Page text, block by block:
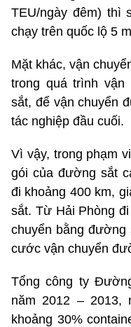
TEU/ngày đêm) thì
chạy trên quốc lộ 5
Mặt khác, vận
trong quá trình vận
sắt, để vận chuyển
tác nghiệp đầu cuối.
Vì vậy, trong phạm
gói của đường sắt
đi khoảng 400 km,
sắt. Từ Hải Phòng
chuyển bằng đường
cước vận chuyển
Tổng công ty
năm 2012 – 2013,
khoảng 30%